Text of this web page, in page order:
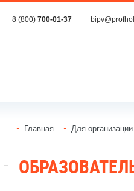
8 (800)700-01-37
Главная Для организации